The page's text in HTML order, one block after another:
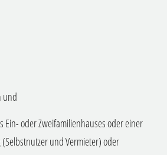
und
Ein- oder Zweifamilienhauses oder einer
und Vermieter) oder